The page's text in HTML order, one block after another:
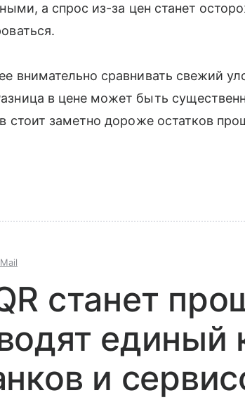
а спрос из-за цен станет
внимательно сравнивать свежий
в цене может быть
стоит заметно дороже остатков
станет
единый
и